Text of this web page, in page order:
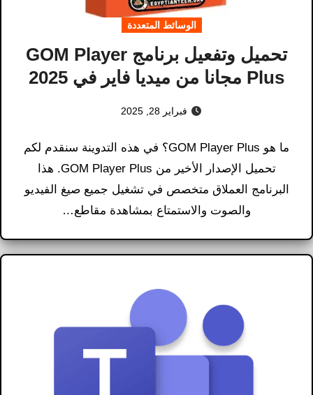
الوسائط المتعددة
تحميل وتفعيل برنامج GOM Player
Plus مجانا من ميديا ​​فاير في 2025
فبراير 28, 2025
ما هو GOM Player Plus؟ في هذه التدوينة سنقدم لكم
تحميل الإصدار الأخير من GOM Player Plus. هذا
البرنامج العملاق متخصص في تشغيل جميع صيغ الفيديو
والصوت والاستمتاع بمشاهدة مقاطع…